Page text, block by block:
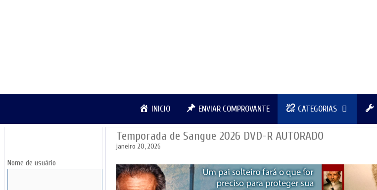
INICIO ENVIAR COMPROVANTE CATEGORIAS
Temporada de Sangue 2026 DVD-R AUTORADO
janeiro 20, 2026
Nome de usuário